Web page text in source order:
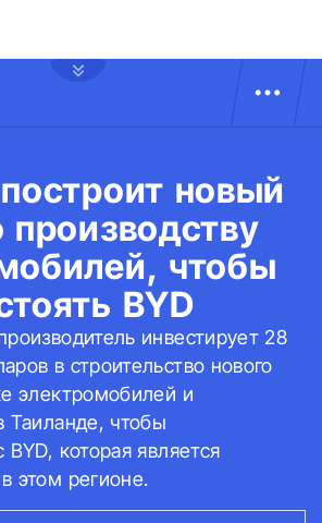
новый
производству
чтобы
BYD
инвестирует 28
в строительство нового
электромобилей и
Таиланде, чтобы
BYD, которая является
этом регионе.